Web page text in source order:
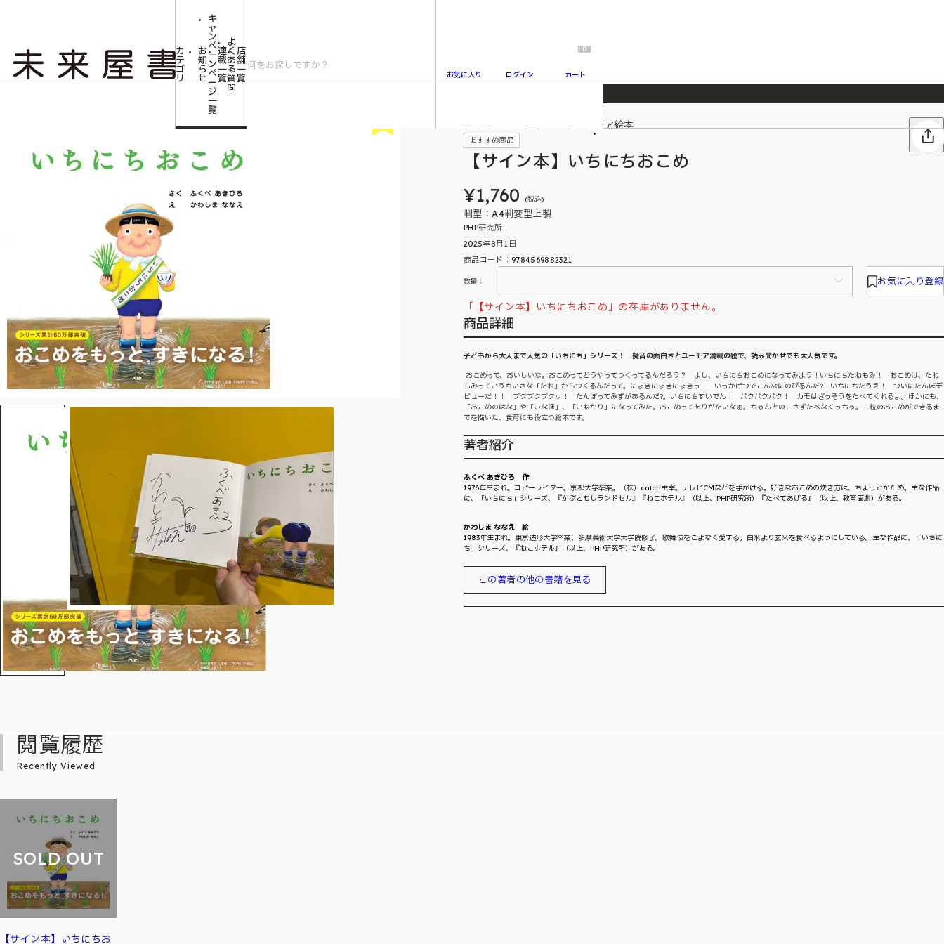
2026/7/23 『ONE PIECE magazine 021 ONE PIECEカード付き同梱版』発売延期のご案内
カ
テ
ゴ
リ
お
知
ら
せ
キ
ャ
ン
ペ
ー
ン
ペ
ー
ジ
一
覧
連
載
一
覧
よ
く
あ
る
質
問
店
舗
一
覧
お気に入り ログイン
0
カート
【サイン本】いちにちおこめ
よみきかせで盛り上がるユーモア絵本
おすすめ商品
【サイン本】いちにちおこめ
¥1,760 (税込)
判型：A4判変型上製
PHP研究所
2025年8月1日
商品コード：9784569882321
数量： お気に入り登録
「【サイン本】いちにちおこめ」の在庫がありません。
商品詳細
子どもから大人まで人気の「いちにち」シリーズ！ 擬音の面白さとユーモア満載の絵で、読み聞かせでも大人気です。
おこめって、おいしいな。おこめってどうやってつくってるんだろう？ よし、いちにちおこめになってみよう！いちにちたねもみ！ おこめは、たね
もみっていうちいさな「たね」からつくるんだって。にょきにょきにょきっ！ いっかげつでこんなにのびるんだ?！いちにちたうえ！ ついにたんぼデ
ビューだ！！ ブクブクブクッ！ たんぼってみずがあるんだ?。いちにちすいでん！ パクパクパク！ カモはざっそうをたべてくれるよ。ほかにも、
「おこめのはな」や「いなほ」、「いねかり」になってみた。おこめってありがたいなぁ。ちゃんとのこさずたべなくっちゃ。一粒のおこめができるま
でを描いた、食育にも役立つ絵本です。
著者紹介
ふくべ あきひろ 作
1976年生まれ。コピーライター。京都大学卒業。（株）catch主宰。テレビCMなどを手がける。好きなおこめの炊き方は、ちょっとかため。主な作品
に、「いちにち」シリーズ、『かぶとむしランドセル』『ねこホテル』（以上、PHP研究所）『たべてあげる』（以上、教育画劇）がある。
かわしま ななえ 絵
1983年生まれ。東京造形大学卒業、多摩美術大学大学院修了。歌舞伎をこよなく愛する。白米より玄米を食べるようにしている。主な作品に、「いちに
ち」シリーズ、『ねこホテル』（以上、PHP研究所）がある。
この著者の他の書籍を見る
閲覧履歴
Recently Viewed
SOLD OUT
【サイン本】いちにちお